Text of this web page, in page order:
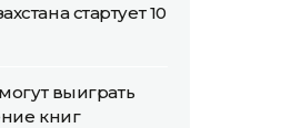
стартует 10
выиграть
книг